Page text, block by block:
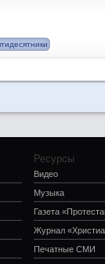
Ресурсы
Видео
Музыка
Газета
Журнал
Печатные СМИ